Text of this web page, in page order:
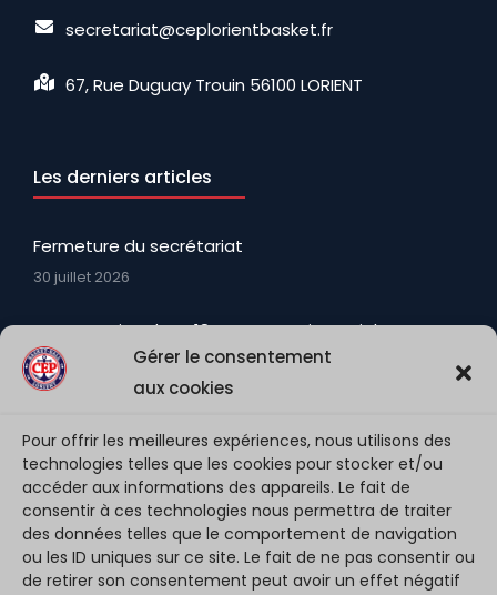
Gérer le consentement
aux cookies
Pour offrir les meilleures expériences, nous utilisons des
technologies telles que les cookies pour stocker et/ou
accéder aux informations des appareils. Le fait de
consentir à ces technologies nous permettra de traiter
des données telles que le comportement de navigation
ou les ID uniques sur ce site. Le fait de ne pas consentir ou
de retirer son consentement peut avoir un effet négatif
secretariat@ceplorientbasket.fr
67, Rue Duguay Trouin 56100 LORIENT
Les derniers articles
Fermeture du secrétariat
30 juillet 2026
La promotion des U18N avec Martin, Keziah, Ewenn
et Matt (encore U18N) qui viennent renforcer
l’effectif et apporter Toute leur fougue
NM3 – saison 2026/27 : Présentation de la team …
2 août 2026